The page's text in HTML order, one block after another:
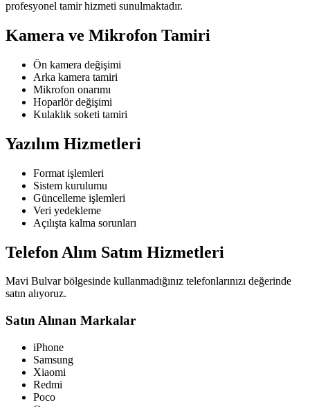
profesyonel tamir hizmeti sunulmaktadır.
Kamera ve Mikrofon Tamiri
Ön kamera değişimi
Arka kamera tamiri
Mikrofon onarımı
Hoparlör değişimi
Kulaklık soketi tamiri
Yazılım Hizmetleri
Format işlemleri
Sistem kurulumu
Güncelleme işlemleri
Veri yedekleme
Açılışta kalma sorunları
Telefon Alım Satım Hizmetleri
Mavi Bulvar bölgesinde kullanmadığınız telefonlarınızı değerinde
satın alıyoruz.
Satın Alınan Markalar
iPhone
Samsung
Xiaomi
Redmi
Poco